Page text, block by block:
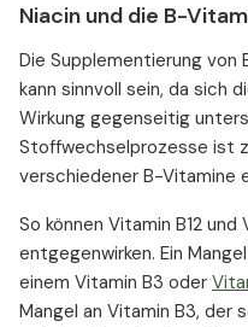
Niacin und die B-
Die Supplementierung von
kann sinnvoll sein, da sich
Wirkung gegenseitig
Stoffwechselprozesse ist
verschiedener B-Vitamine
So können Vitamin B12
entgegenwirken. Ein
einem Vitamin B3 oder
Mangel an Vitamin B3, der